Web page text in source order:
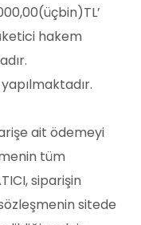
hakem
ait ödemeyi
tüm
siparişin
sitede